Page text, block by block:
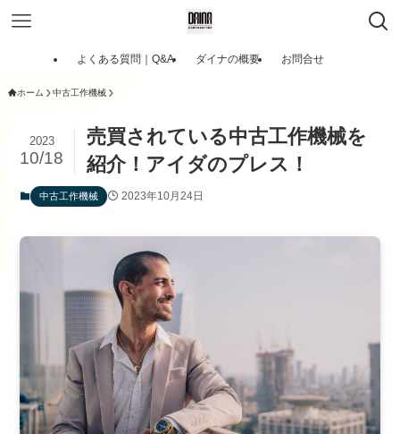
よくある質問｜Q&A ダイナの概要 お問合せ
ホーム 中古工作機械
売買されている中古工作機械を
紹介！アイダのプレス！
2023
10/18
中古工作機械 2023年10月24日